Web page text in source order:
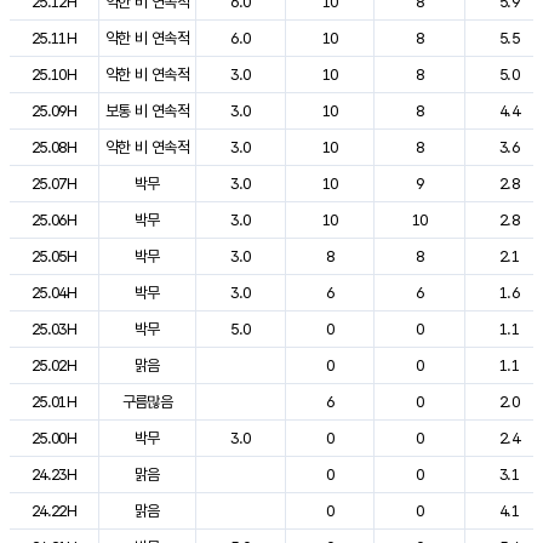
25.11H
약한 비 연속적 6.0 10 8
5.5
25.10H
약한 비 연속적 3.0 10 8
5.0
25.09H
보통 비 연속적 3.0 10 8
4.4
25.08H
약한 비 연속적 3.0 10 8
3.6
25.07H
박무 3.0 10 9
2.8
25.06H
박무 3.0 10 10
2.8
25.05H
박무 3.0 8 8
2.1
25.04H
박무 3.0 6 6
1.6
25.03H
박무 5.0 0 0
1.1
25.02H
맑음 0 0
1.1
25.01H
구름많음 6 0
2.0
25.00H
박무 3.0 0 0
2.4
24.23H
맑음 0 0
3.1
24.22H
맑음 0 0
4.1